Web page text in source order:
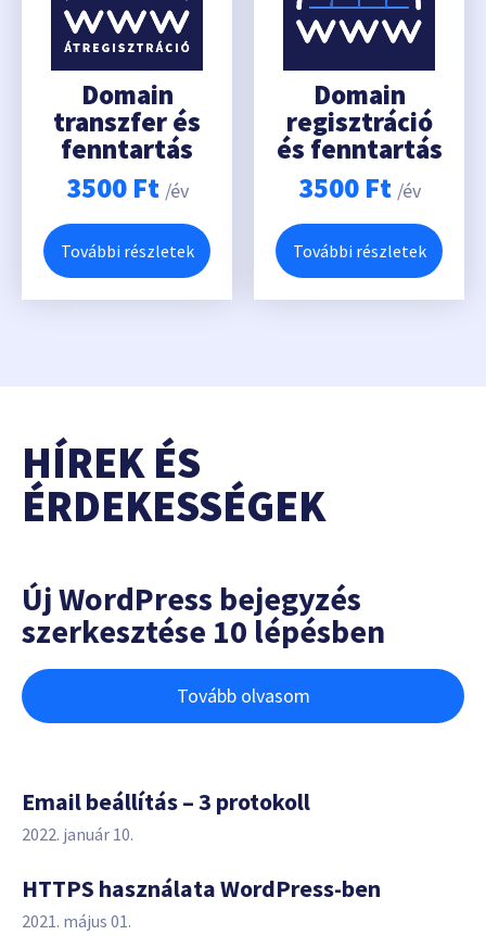
Domain
transzfer és
fenntartás
3500 Ft /év
További részletek
Domain
regisztráció
és fenntartás
3500 Ft /év
További részletek
HÍREK ÉS
ÉRDEKESSÉGEK
Új WordPress bejegyzés
szerkesztése 10 lépésben
Tovább olvasom
Email beállítás – 3 protokoll
2022. január 10.
HTTPS használata WordPress-ben
2021. május 01.